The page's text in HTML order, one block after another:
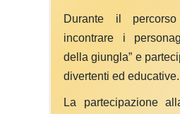
Durante il
incontrare i
della giungla” e
divertenti ed educative.
La partecipazione